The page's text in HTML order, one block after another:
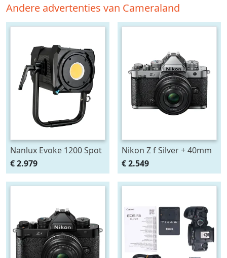
Andere advertenties van Cameraland
Nanlux Evoke 1200 Spot
Light
€ 2.979
Nikon Z f Silver + 40mm
SE
€ 2.549